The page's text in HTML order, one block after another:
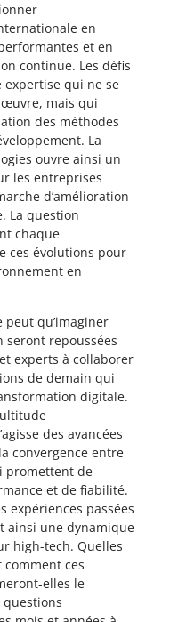
en
et en
continue. Les défis
qui ne se
mais qui
des méthodes
La
ouvre ainsi un
les entreprises
d’amélioration
La question
chaque
ces évolutions pour
en
qu’imaginer
seront repoussées
experts à collaborer
de demain qui
digitale.
des avancées
convergence entre
promettent de
et de fiabilité.
expériences passées
ainsi une dynamique
high-tech. Quelles
ces
elles le
questions